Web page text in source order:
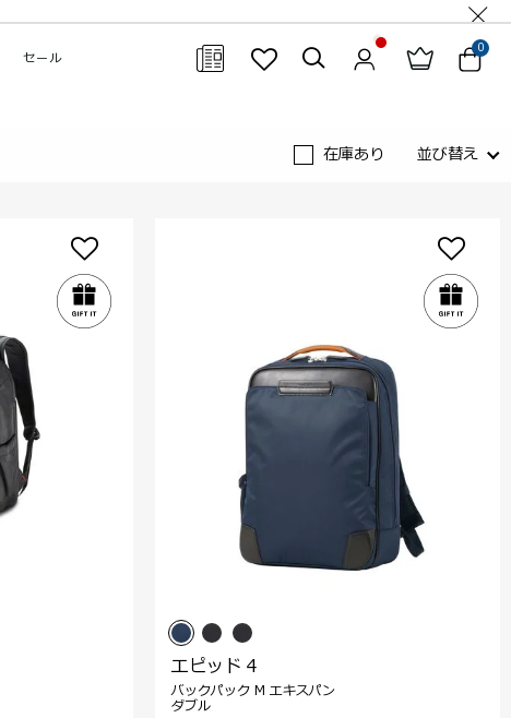
セール
0
在庫あり 並び替え
エピッド 4
バックパック M エキスパン
ダブル